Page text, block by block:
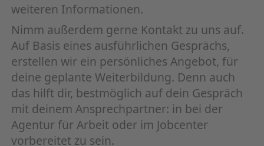
weiteren Informationen.
Nimm außerdem gerne Kontakt zu uns auf.
Auf Basis eines ausführlichen Gesprächs,
erstellen wir ein persönliches Angebot, für
deine geplante Weiterbildung. Denn auch
das hilft dir, bestmöglich auf dein Gespräch
mit deinem Ansprechpartner: in bei der
Agentur für Arbeit oder im Jobcenter
vorbereitet zu sein.